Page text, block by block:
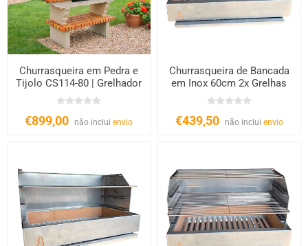
Churrasqueira em Pedra e
Tijolo CS114-80 | Grelhador
XL 80cm
€899,00 não incluienvio
Churrasqueira de Bancada
em Inox 60cm 2x Grelhas
€439,50 não inclui envio